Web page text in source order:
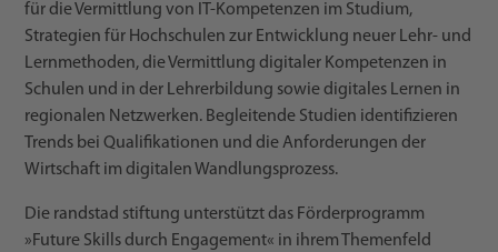
für die Vermittlung von IT-Kompetenzen im Studium,
Strategien für Hochschulen zur Entwicklung neuer Lehr- und
Lernmethoden, die Vermittlung digitaler Kompetenzen in
Schulen und in der Lehrerbildung sowie digitales Lernen in
regionalen Netzwerken. Begleitende Studien identifizieren
Trends bei Qualifikationen und die Anforderungen der
Wirtschaft im digitalen Wandlungsprozess.
Die randstad stiftung unterstützt das Förderprogramm
»Future Skills durch Engagement« in ihrem Themenfeld